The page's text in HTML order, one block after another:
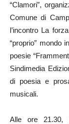
“Clamori”,
Comune di
l’incontro La
“proprio” mondo
poesie
Sindimedia
di poesia e
musicali.
Alle ore 21.30,